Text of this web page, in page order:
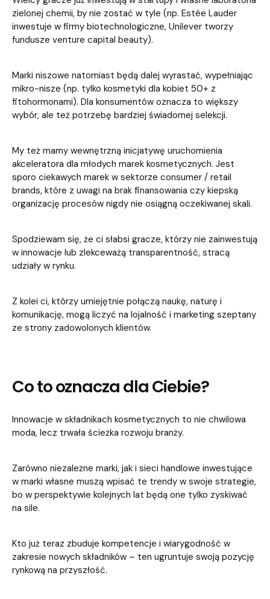
zielonej chemii, by nie zostać w tyle (np. Estée Lauder
inwestuje w firmy biotechnologiczne, Unilever tworzy
fundusze venture capital beauty).
Marki niszowe natomiast będą dalej wyrastać, wypełniając
mikro-nisze (np. tylko kosmetyki dla kobiet 50+ z
fitohormonami). Dla konsumentów oznacza to większy
wybór, ale też potrzebę bardziej świadomej selekcji.
My też mamy wewnętrzną inicjatywę uruchomienia
akceleratora dla młodych marek kosmetycznych. Jest
sporo ciekawych marek w sektorze consumer / retail
brands, które z uwagi na brak finansowania czy kiepską
organizację procesów nigdy nie osiągną oczekiwanej skali.
Spodziewam się, że ci słabsi gracze, którzy nie zainwestują
w innowacje lub zlekceważą transparentność, stracą
udziały w rynku.
Z kolei ci, którzy umiejętnie połączą naukę, naturę i
komunikację, mogą liczyć na lojalność i marketing szeptany
ze strony zadowolonych klientów.
Co to oznacza dla Ciebie?
Innowacje w składnikach kosmetycznych to nie chwilowa
moda, lecz trwała ścieżka rozwoju branży.
Zarówno niezależne marki, jak i sieci handlowe inwestujące
w marki własne muszą wpisać te trendy w swoje strategie,
bo w perspektywie kolejnych lat będą one tylko zyskiwać
na sile.
Kto już teraz zbuduje kompetencje i wiarygodność w
zakresie nowych składników – ten ugruntuje swoją pozycję
rynkową na przyszłość.